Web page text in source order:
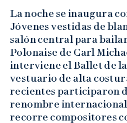
La noche se inaugura
Jóvenes vestidas de
salón central para
Polonaise de Carl
interviene el Ballet de
vestuario de alta
recientes participaron
renombre
recorre compositores